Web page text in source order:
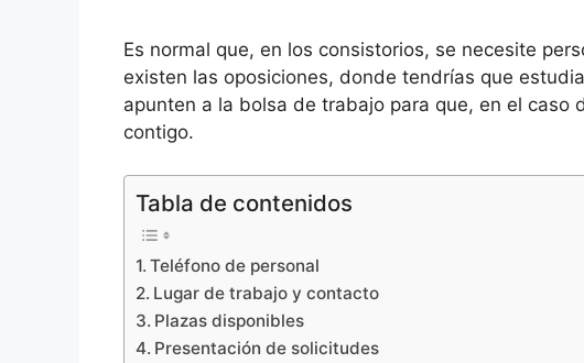
Es normal que, en los consistorios, se necesite
existen las oposiciones, donde tendrías que
apunten a la bolsa de trabajo para que, en el
contigo.
Tabla de contenidos
Teléfono de personal
Lugar de trabajo y contacto
Plazas disponibles
Presentación de solicitudes